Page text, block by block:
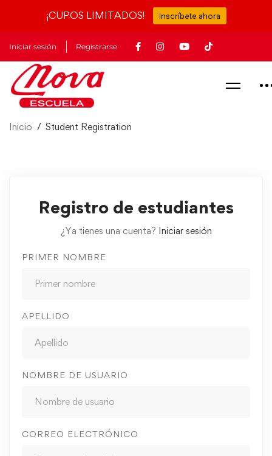
Iniciar sesión Registrarse
Inicio Student Registration
Registro de estudiantes
¿Ya tienes una cuenta? Iniciar sesión
PRIMER NOMBRE
APELLIDO
NOMBRE DE USUARIO
CORREO ELECTRÓNICO
¡CUPOS LIMITADOS! Inscríbete ahora